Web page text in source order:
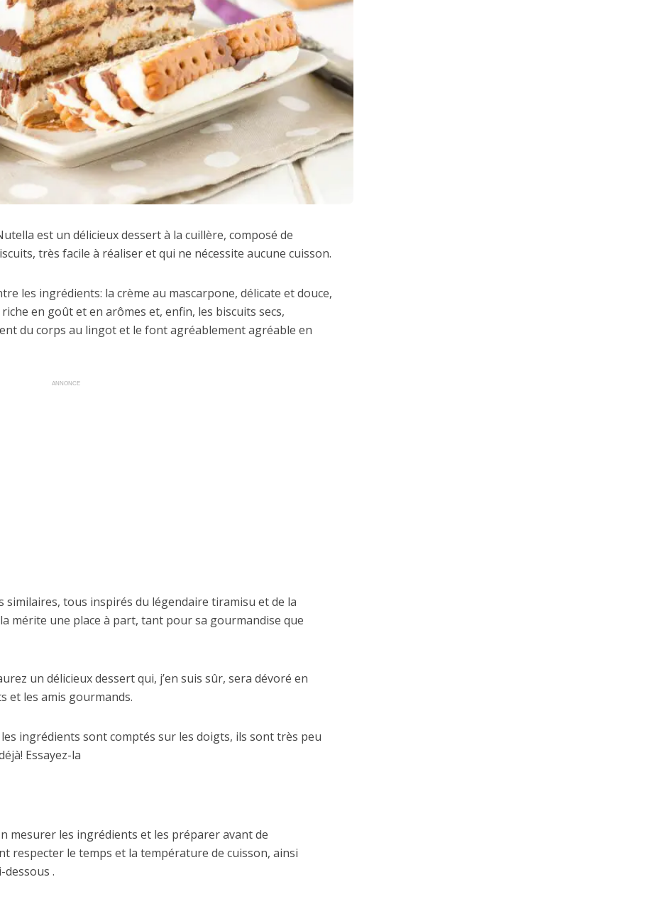
est un délicieux dessert à la cuillère, composé de
très facile à réaliser et qui ne nécessite aucune cuisson.
les ingrédients: la crème au mascarpone, délicate et douce,
en goût et en arômes et, enfin, les biscuits secs,
du corps au lingot et le font agréablement agréable en
ANNONCE
similaires, tous inspirés du légendaire tiramisu et de la
mérite une place à part, tant pour sa gourmandise que
un délicieux dessert qui, j’en suis sûr, sera dévoré en
et les amis gourmands.
ingrédients sont comptés sur les doigts, ils sont très peu
Essayez-la
mesurer les ingrédients et les préparer avant de
respecter le temps et la température de cuisson, ainsi
dessous .